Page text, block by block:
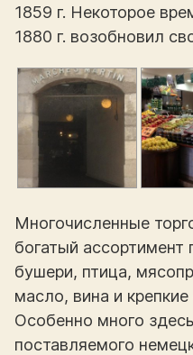
1859 г. Некоторое
1880 г. возобновил
Многочисленные
богатый
бушери, птица,
масло, вина и
Особенно много
поставляемого